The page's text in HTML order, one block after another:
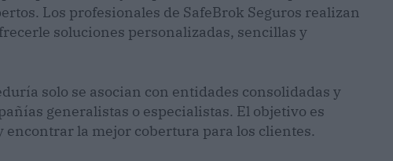
Los profesionales de SafeBrok Seguros realizan
soluciones personalizadas, sencillas y
solo se asocian con entidades consolidadas y
generalistas o especialistas. El objetivo es
la mejor cobertura para los clientes.